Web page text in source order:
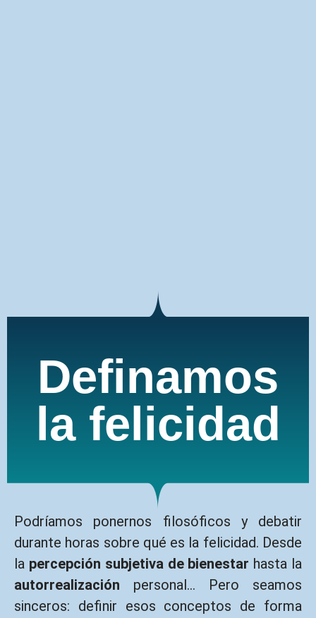
Definamos
la felicidad
Podríamos ponernos filosóficos y debatir
durante horas sobre qué es la felicidad. Desde
la percepción subjetiva de bienestar hasta la
autorrealización personal… Pero seamos
sinceros: definir esos conceptos de forma